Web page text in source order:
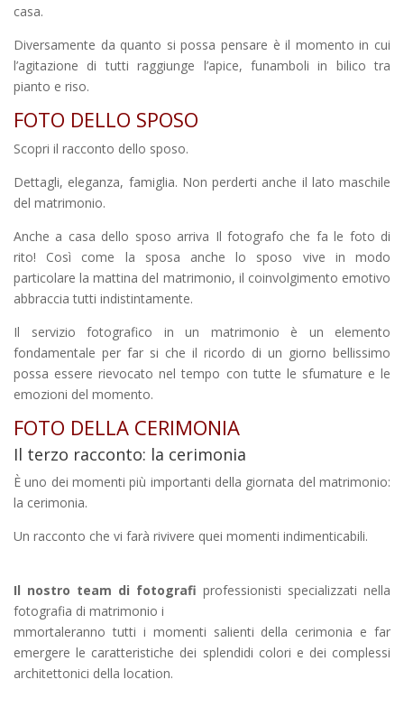
casa.
Diversamente da quanto si possa pensare è il momento in cui
l’agitazione di tutti raggiunge l’apice, funamboli in bilico tra
pianto e riso.
FOTO DELLO SPOSO
Scopri il racconto dello sposo.
Dettagli, eleganza, famiglia. Non perderti anche il lato maschile
del matrimonio.
Anche a casa dello sposo arriva Il fotografo che fa le foto di
rito! Così come la sposa anche lo sposo vive in modo
particolare la mattina del matrimonio, il coinvolgimento emotivo
abbraccia tutti indistintamente.
Il servizio fotografico in un matrimonio è un elemento
fondamentale per far si che il ricordo di un giorno bellissimo
possa essere rievocato nel tempo con tutte le sfumature e le
emozioni del momento.
FOTO DELLA CERIMONIA
Il terzo racconto: la cerimonia
È uno dei momenti più importanti della giornata del matrimonio:
la cerimonia.
Un racconto che vi farà rivivere quei momenti indimenticabili.
Il nostro team di fotografi professionisti specializzati nella
fotografia di matrimonio i
mmortaleranno tutti i momenti salienti della cerimonia e far
emergere le caratteristiche dei splendidi colori e dei complessi
architettonici della location.